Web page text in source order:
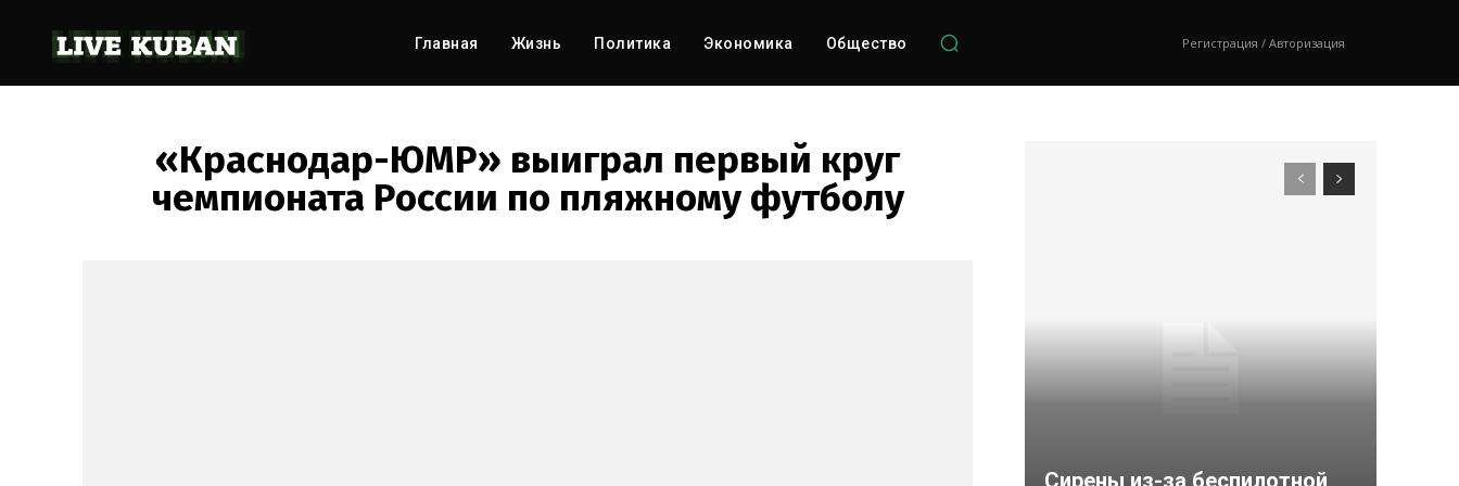
Главная Жизнь Политика Экономика Общество Регистрация / Авторизация
«Краснодар-ЮМР» выиграл первый круг
чемпионата России по пляжному футболу
Сирены из-за беспилотной